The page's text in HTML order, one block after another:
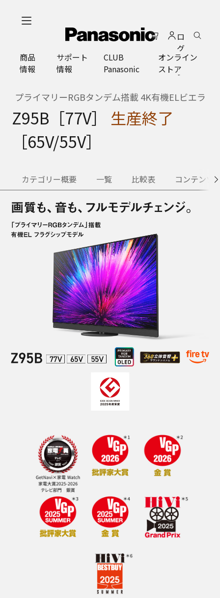
ロ
グ
イ
ン
商品
情報
サポート
情報
CLUB
Panasonic
オンライン
ストア
プライマリーRGBタンデム搭載 4K有機ELビエラ
Z95B［77V］ 生産終了
［65V/55V］
カテゴリー概要 一覧 比較表 コンテンツ